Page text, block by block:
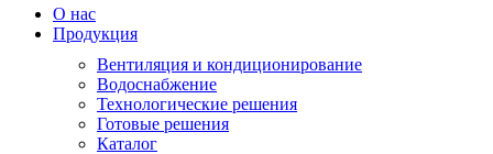
О нас
Продукция
Вентиляция и кондиционирование
Водоснабжение
Технологические решения
Готовые решения
Каталог